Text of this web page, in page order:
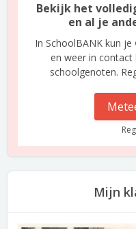
Bekijk het
en al je
In SchoolBANK kun je
en weer in
schoolgenoten.
Mijn